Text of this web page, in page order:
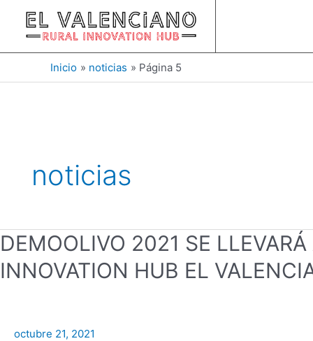
contenido
Inicio noticias Página 5
noticias
DEMOOLIVO 2021 SE
INNOVATION HUB EL
octubre 21, 2021
DEMOOLIVO
2021
SE
de
entradas